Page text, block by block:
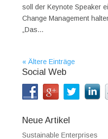
soll der Keynote Speaker
Change Management
„Das...
« Ältere Einträge
Social Web
Neue Artikel
Sustainable Enterprises